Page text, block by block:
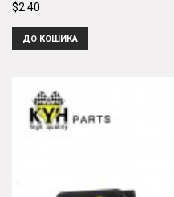
$2.40
ДО КОШИКА